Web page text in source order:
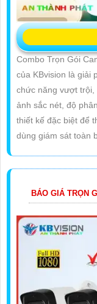
Combo Trọn Gói
của KBvision là giải
chức năng vượt trội,
ảnh sắc nét, độ
thiết kế đặc biệt để
dùng giám sát toàn
BÁO GIÁ TRỌN